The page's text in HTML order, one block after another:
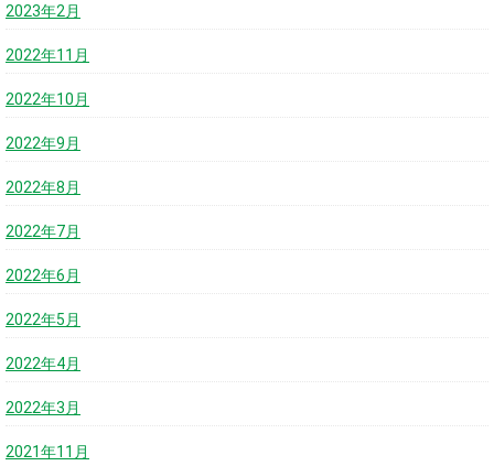
2023年2月
2022年11月
2022年10月
2022年9月
2022年8月
2022年7月
2022年6月
2022年5月
2022年4月
2022年3月
2021年11月